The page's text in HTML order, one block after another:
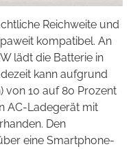
Reichweite und
kompatibel. An
lädt die Batterie in
kann aufgrund
von 10 auf 80 Prozent
AC-Ladegerät mit
Den
eine Smartphone-